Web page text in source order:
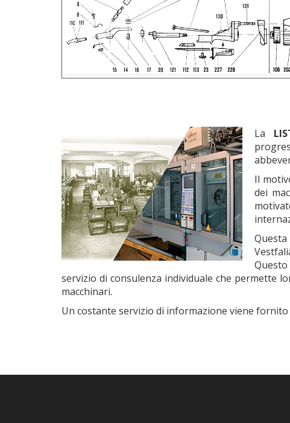
La
Il
dei
servizio di consulenza individuale che permette
macchinari.
Un costante servizio di informazione viene